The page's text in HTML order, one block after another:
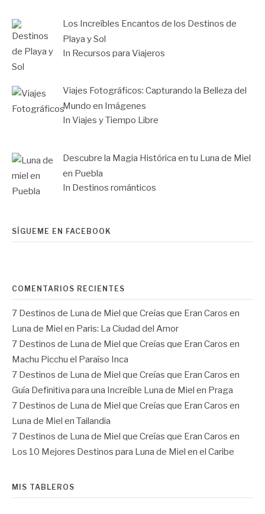
Los Increíbles Encantos de los Destinos de
Playa y Sol
In Recursos para Viajeros
Viajes Fotográficos: Capturando la Belleza del
Mundo en Imágenes
In Viajes y Tiempo Libre
Descubre la Magia Histórica en tu Luna de Miel
en Puebla
In Destinos románticos
SÍGUEME EN FACEBOOK
COMENTARIOS RECIENTES
7 Destinos de Luna de Miel que Creías que Eran Caros en
Luna de Miel en Paris: La Ciudad del Amor
7 Destinos de Luna de Miel que Creías que Eran Caros en
Machu Picchu el Paraíso Inca
7 Destinos de Luna de Miel que Creías que Eran Caros en
Guía Definitiva para una Increíble Luna de Miel en Praga
7 Destinos de Luna de Miel que Creías que Eran Caros en
Luna de Miel en Tailandia
7 Destinos de Luna de Miel que Creías que Eran Caros en
Los 10 Mejores Destinos para Luna de Miel en el Caribe
MIS TABLEROS